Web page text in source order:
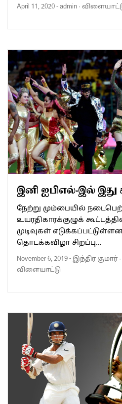
April 11, 2020-admin ·
இனி ஐபிஎல்-இல் இது
நேற்று மும்பையில்
உயரதிகாரக்குழுக்
முடிவுகள்
தொடக்கவிழா சிறப்பு…
November 6, 2019- இந்திர குமார் ·
விளையாட்டு